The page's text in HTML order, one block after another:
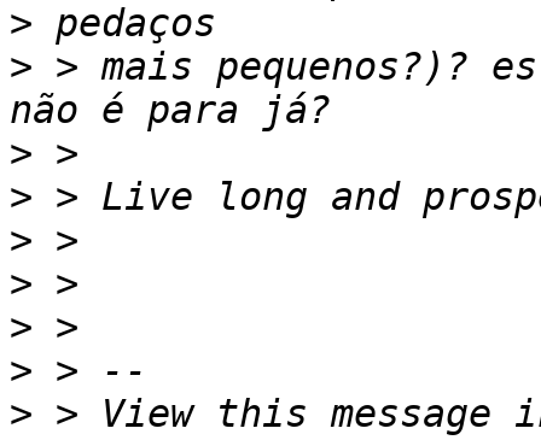
>
> > mais pequenos?)?
>
>
>
>
>
>
>